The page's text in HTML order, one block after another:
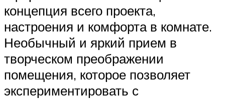
концепция всего проекта,
настроения и комфорта в комнате.
Необычный и яркий прием в
творческом преображении
помещения, которое позволяет
экспериментировать с